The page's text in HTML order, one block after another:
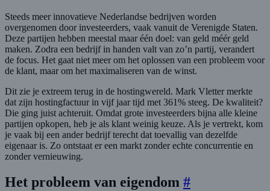
Steeds meer innovatieve Nederlandse bedrijven worden
overgenomen door investeerders, vaak vanuit de Verenigde Staten.
Deze partijen hebben meestal maar één doel: van geld méér geld
maken. Zodra een bedrijf in handen valt van zo’n partij, verandert
de focus. Het gaat niet meer om het oplossen van een probleem voor
de klant, maar om het maximaliseren van de winst.
Dit zie je extreem terug in de hostingwereld. Mark Vletter merkte
dat zijn hostingfactuur in vijf jaar tijd met 361% steeg. De kwaliteit?
Die ging juist achteruit. Omdat grote investeerders bijna alle kleine
partijen opkopen, heb je als klant weinig keuze. Als je vertrekt, kom
je vaak bij een ander bedrijf terecht dat toevallig van dezelfde
eigenaar is. Zo ontstaat er een markt zonder echte concurrentie en
zonder vernieuwing.
Het probleem van eigendom #